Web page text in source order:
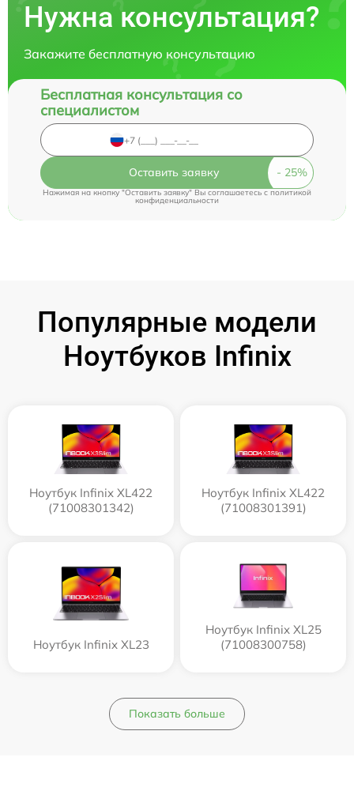
Нужна консультация?
Закажите бесплатную консультацию
Бесплатная консультация со
специалистом
Оставить заявку
Нажимая на кнопку "Оставить заявку" Вы соглашаетесь c политикой
конфиденциальности
Популярные модели
Ноутбуков Infinix
Ноутбук Infinix XL422
(71008301342)
Ноутбук Infinix XL422
(71008301391)
Ноутбук Infinix XL23
Ноутбук Infinix XL25
(71008300758)
Показать больше